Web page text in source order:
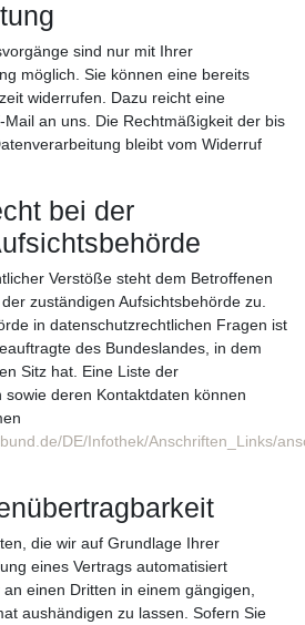
sind nur mit Ihrer
möglich. Sie können eine bereits
widerrufen. Dazu reicht eine
an uns. Die Rechtmäßigkeit der bis
bleibt vom Widerruf
bei der
Verstöße steht dem Betroffenen
zuständigen Aufsichtsbehörde zu.
in datenschutzrechtlichen Fragen ist
des Bundeslandes, in dem
Sitz hat. Eine Liste der
deren Kontaktdaten können
DE/Infothek/Anschriften_Links/
die wir auf Grundlage Ihrer
eines Vertrags automatisiert
einen Dritten in einem gängigen,
aushändigen zu lassen. Sofern Sie